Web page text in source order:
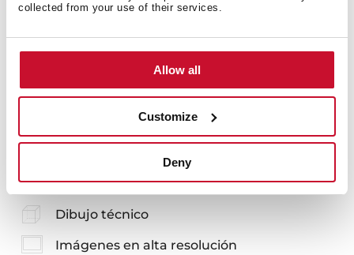
collected from your use of their services.
Allow all
Customize
Deny
También te puede interesar
Manual de usuario
Ficha de producto
Dibujo técnico
Imágenes en alta resolución